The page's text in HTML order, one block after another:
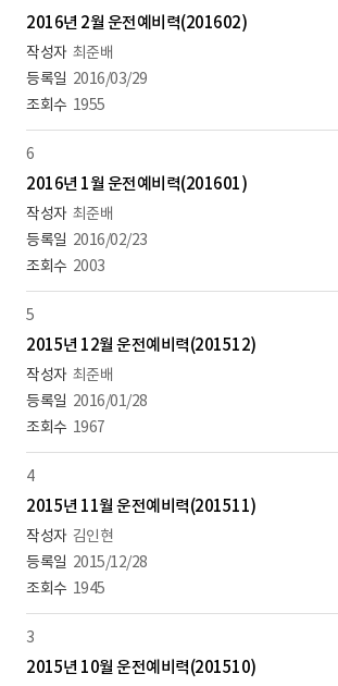
2016년 2월 운전예비력(201602)
최준배
2016/03/29
1955
6
2016년 1월 운전예비력(201601)
최준배
2016/02/23
2003
5
2015년 12월 운전예비력(201512)
최준배
2016/01/28
1967
4
2015년 11월 운전예비력(201511)
김인현
2015/12/28
1945
3
2015년 10월 운전예비력(201510)